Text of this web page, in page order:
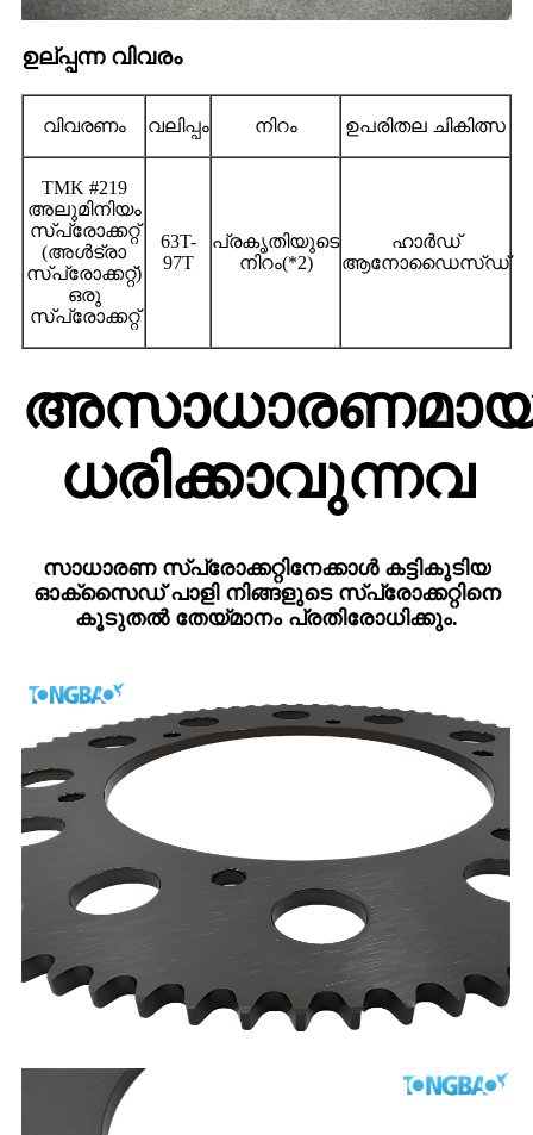
ഉല്പ്പന്ന വിവരം
വിവരണം വലിപ്പം നിറം ഉപരിതല ചികിത്സ
TMK #219
അലുമിനിയം
സ്‌പ്രോക്കറ്റ്
(അൾട്രാ
സ്‌പ്രോക്കറ്റ്)
ഒരു
സ്‌പ്രോക്കറ്റ്
63T-
97T
പ്രകൃതിയുടെ
നിറം(*2)
ഹാർഡ്
ആനോഡൈസ്ഡ്
ധരിക്കാവുന്നവ
സാധാരണ സ്‌പ്രോക്കറ്റിനേക്കാൾ കട്ടികൂടിയ
ഓക്‌സൈഡ് പാളി നിങ്ങളുടെ സ്‌പ്രോക്കറ്റിനെ
കൂടുതൽ തേയ്മാനം പ്രതിരോധിക്കും.